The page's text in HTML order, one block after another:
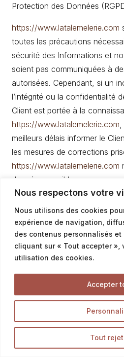
Nous respectons votre
Nous utilisons des cookies
expérience de navigation,
des contenus personnalisés et
cliquant sur « Tout accepter »,
utilisation des cookies.
Tout
Accepter
Protection des Données
https://www.latalemelerie.com
toutes les précautions
sécurité des Informations et
soient pas communiquées à
autorisées. Cependant, si un
l’intégrité ou la confidentialité
Client est portée à la
https://www.latalemelerie.com,
meilleurs délais informer le
les mesures de corrections
https://www.latalemelerie.com
données sensibles ».
traitées par des filiales de
https://www.latalemelerie.com
(prestataires de services),
réaliser les finalités de la
les finalités rappelées ci-
personnes susceptibles
des Utilisateurs dehttps://
principalement les agents de